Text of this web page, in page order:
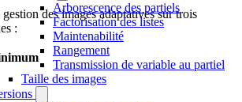
Arborescence des partiels
Factorisation des listes
Maintenabilité
Rangement
Transmission de variable au partiel
Taille des images
des images adaptatives sur trois
: